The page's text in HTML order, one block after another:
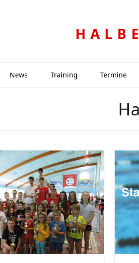
News Training Termine